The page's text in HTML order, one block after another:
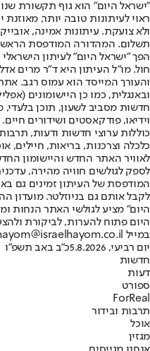
"ישראל היום" הוא גוף תקשורת
ראוי לעיתונות טובה יותר,
ולא צועקת. עיתונות אמינה,
הפך "ישראל היום" לעיתון
חול. מו"ל העיתון היא ד"ר מרים
והעורך המייסד הוא עמוס רגב.
חדשות מסביב לשעון, תוכן בלעדי,
וידיאו, פודקאסטים ושידורים
כוללות ערוצי חדשות ודעות, תרבות
לאוויר האתר החדש והיישומון
לספק לגולשים חוויה מהירה,
המודפסת של העיתון זמינים גם
לקבל אותם גם בניוזלטר. מועדון
היום" מציע לגולשי האתר הנחות
היום פתוח להערות, לביקורת
במייל hayom@israelhayom.co.il.
יום רביעי, 5.8.2026
כ"ב באב תשפ"ו
חדשות
דעות
ספורט
ForReal
תרבות ובידור
אוכל
מגזין